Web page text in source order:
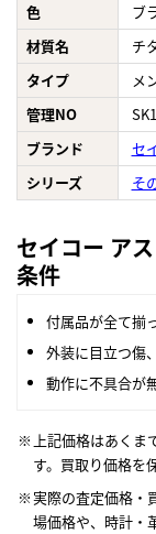
色
ブ
材質名
チ
タイプ
メ
管理NO
ブランド
セ
シリーズ
そ
セイコー ア
条件
付属品が全て揃
外装に目立つ傷
動作に不具合が
上記価格はあく
す。買取り価格を
実際の査定価格・
場価格や、時計・